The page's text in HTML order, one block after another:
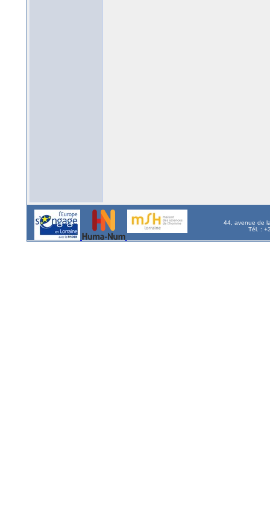
44, avenue de
Tél. :